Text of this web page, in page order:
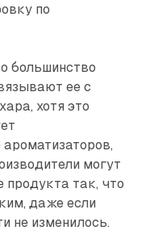
по
большинство
ее с
хотя это
могут
продукта так, что
даже если
не изменилось.